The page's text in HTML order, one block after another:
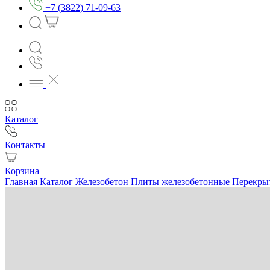
+7 (3822) 71-09-63
Каталог
Контакты
Корзина
Главная Каталог Железобетон Плиты железобетонные